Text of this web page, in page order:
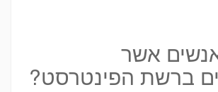
אשר
ברשת הפינטרסט?